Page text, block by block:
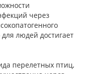
через
людей достигает
перелетных птиц,